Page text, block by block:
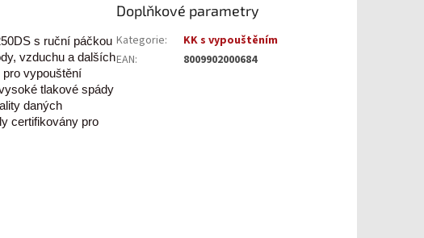
s ruční páčkou
vzduchu a dalších
vypouštění
tlakové spády
daných
certifikovány pro
Doplňkové parametry
Kategorie:
KK s vypouštěním
EAN: 8009902000684